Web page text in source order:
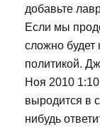
добавьте
Если мы
сложно будет
политикой.
Ноя 2010 1:10
выродится в
нибудь